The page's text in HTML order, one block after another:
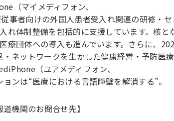
（マイメディフォン、
事者向けの外国人患者受入れ関連の研修・セ
れ体制整備を包括的に支援しています。核と
療団体への導入も進んでいます。さらに、
ネットワークを生かした健康経営・予防医
（ユアメディフォン、
ンは“医療における言語障壁を解消する”。
機関のお問合せ先】